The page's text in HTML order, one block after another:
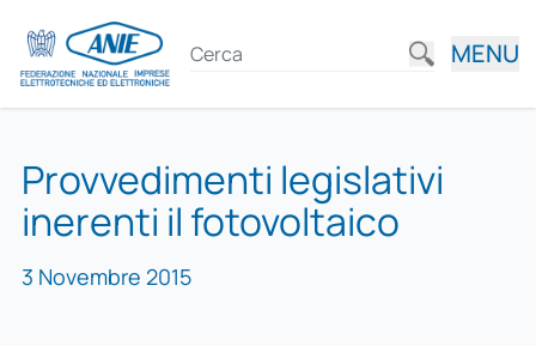
MENU
Provvedimenti legislativi
inerenti il fotovoltaico
3 Novembre 2015